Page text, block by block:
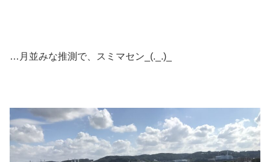
…月並みな推測で、スミマセン_(._.)_